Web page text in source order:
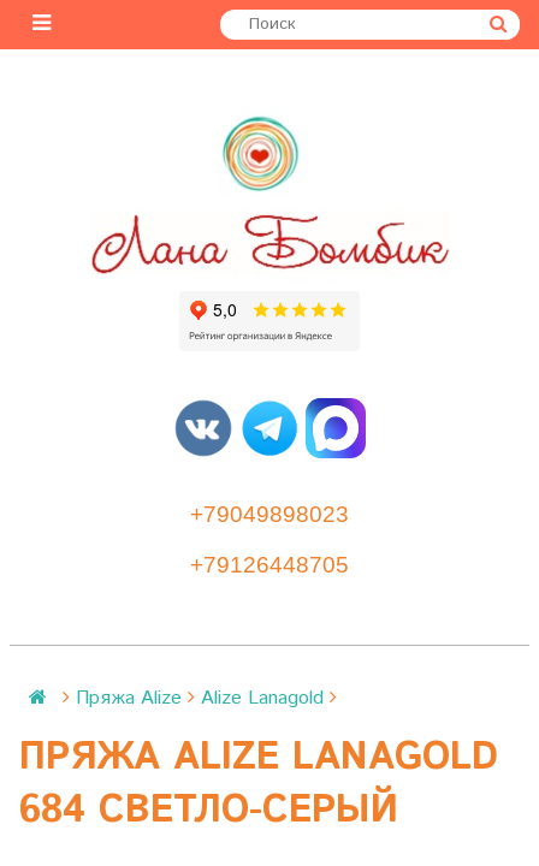
+79049898023
+79126448705
Пряжа Alize Alize Lanagold
ПРЯЖА ALIZE LANAGOLD
684 СВЕТЛО-СЕРЫЙ